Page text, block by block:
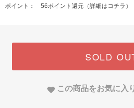
ポイント： 56ポイント還元（詳細はコチラ ）
SOLD
この商品をお気に入